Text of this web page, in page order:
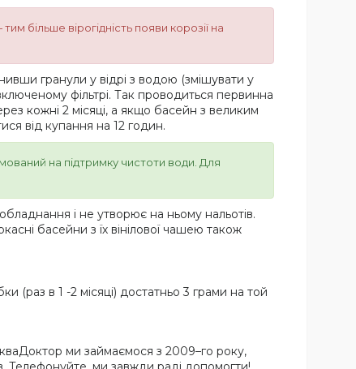
більше вірогідність появи корозії на
гранули у відрі з водою (змішувати у
фільтрі. Так проводиться первинна
кожні 2 місяці, а якщо басейн з великим
від купання на 12 годин.
на підтримку чистоти води. Для
і не утворює на ньому нальотів.
басейни з їх вінілової чашею також
(раз в 1 -2 місяці) достатньо 3 грами на той
ми займаємося з 2009–го року,